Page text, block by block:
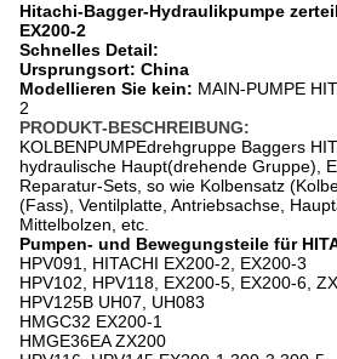
Hitachi-Bagger-Hydraulikpumpe
EX200-2
Schnelles Detail:
Ursprungsort: China
Modellieren Sie kein: MAIN-PUMPE
2
PRODUKT-BESCHREIBUNG:
KOLBENPUMPEdrehgruppe Baggers
hydraulische Haupt(drehende Gruppe),
Reparatur-Sets, so wie Kolbensatz
(Fass), Ventilplatte, Antriebsachse,
Mittelbolzen, etc.
Pumpen- und Bewegungsteile für
HPV091, HITACHI EX200-2, EX200-3
HPV102, HPV118, EX200-5, EX200-6,
HPV125B UH07, UH083
HMGC32 EX200-1
HMGE36EA ZX200